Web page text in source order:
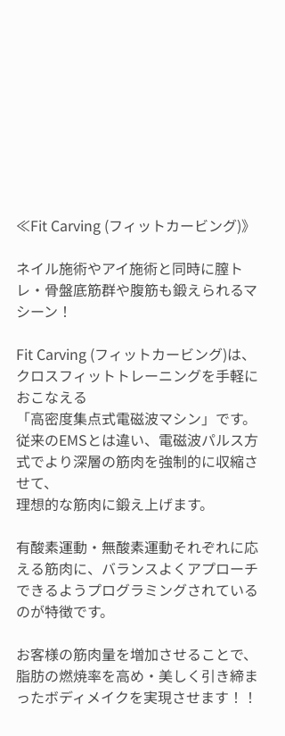
≪Fit Carving (フィットカービング)》
ネイル施術やアイ施術と同時に膣ト
レ・骨盤底筋群や腹筋も鍛えられるマ
シーン！
Fit Carving (フィットカービング)は、
クロスフィットトレーニングを手軽に
おこなえる
「高密度集点式電磁波マシン」です。
従来のEMSとは違い、電磁波パルス方
式でより深層の筋肉を強制的に収縮さ
せて、
理想的な筋肉に鍛え上げます。
有酸素運動・無酸素運動それぞれに応
える筋肉に、バランスよくアプローチ
できるようプログラミングされている
のが特徴です。
お客様の筋肉量を増加させることで、
脂肪の燃焼率を高め・美しく引き締ま
ったボディメイクを実現させます！！